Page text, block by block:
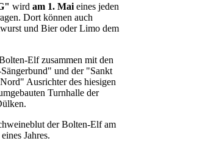
wird am 1. Mai eines jeden
Dort können auch
und Bier oder Limo dem
Elf zusammen mit den
und der "Sankt
Ausrichter des hiesigen
Turnhalle der
der Bolten-Elf am
Jahres.